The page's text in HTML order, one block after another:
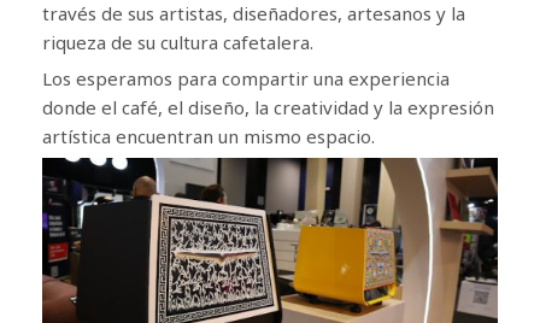
través de sus artistas, diseñadores, artesanos y la
riqueza de su cultura cafetalera.
Los esperamos para compartir una experiencia
donde el café, el diseño, la creatividad y la expresión
artística encuentran un mismo espacio.